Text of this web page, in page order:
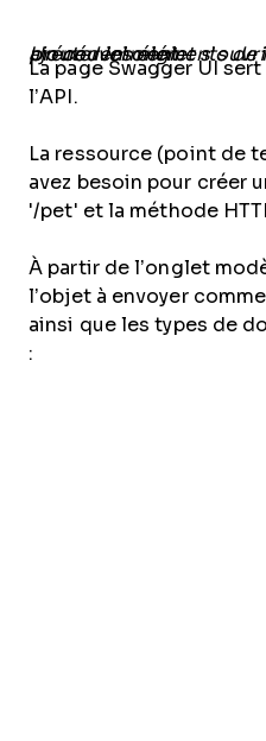
Un nouvel onglet s’ouvrira, où vous pourrez ajouter les éléments de la requête mentionnés précédemment.
La page Swagger UI
l’API.
La ressource (point de
avez besoin pour créer
'/pet' et la méthode
À partir de l’onglet
l’objet à envoyer
ainsi que les types de
: